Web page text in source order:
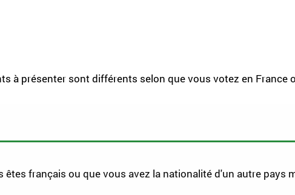
à présenter sont différents selon que vous votez en France
français ou que vous avez la nationalité d'un autre pays